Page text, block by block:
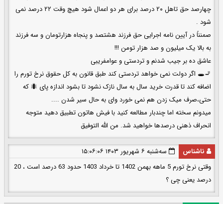
چهارصد حق تاهل ۲۰ درصد برای هر دو اعمال شود هیچ وقت ۲۲ درصد نمی
شود .
صمنناً در آیین نامه اجرایی حق فرزند هشتصد و پنجاه هزارتومان و سه فرزند
به بالا یک میلیون و صد هزار تومن !!!
عاشق ده بر جیب شدنم و تردستی و عوامفریبی
🚬🕳 اگر دولت نمی خواهد تردستی کند طبق قانون به کل حقوق نرخ تورم را
اضافه کند تا قدرت خرید سال به سال نازک نشود تا بشود اندازه پای 🐜 که
حتی،صرف میک زدن هم نمی خورد وای به حال سیر شدن ....
میدونم سخته اما چندبار مطالعه کنید با فیش هاتون تطبیق دهید متوجه
انحراف ذهنی درصدها خواهید شد. من الله التوفیق
ناشناس
سه‌شنبه ۶ شهریور ۱۴۰۳ ۱۵:۰۶:۰۶
وقتی نرخ تورم 5 ماهه بهمن 1402 تا خرداد 1403 حدود 63 درصد است ، 20
درصد یعنی چی ؟